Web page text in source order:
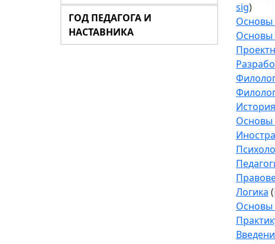
ГОД ПЕДАГОГА И
НАСТАВНИКА
sig)
Основы
Основы
Основы
Логика (
Основы